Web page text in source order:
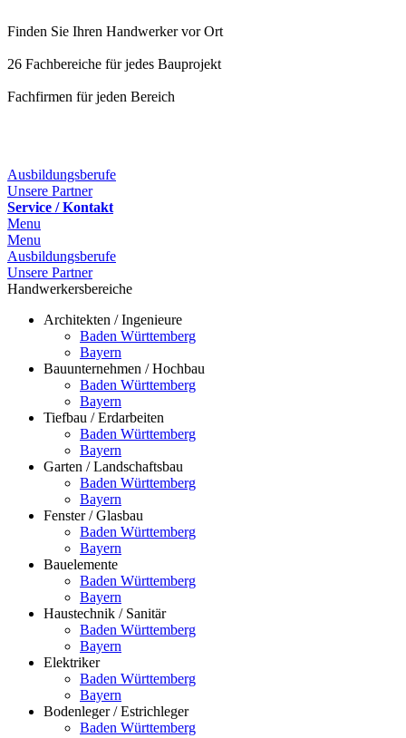
Finden Sie Ihren Handwerker vor Ort
26 Fachbereiche für jedes Bauprojekt
Fachfirmen für jeden Bereich
Ausbildungsberufe
Unsere Partner
Service / Kontakt
Menu
Menu
Ausbildungsberufe
Unsere Partner
Handwerkersbereiche
Architekten / Ingenieure
Baden Württemberg
Bayern
Bauunternehmen / Hochbau
Baden Württemberg
Bayern
Tiefbau / Erdarbeiten
Baden Württemberg
Bayern
Garten / Landschaftsbau
Baden Württemberg
Bayern
Fenster / Glasbau
Baden Württemberg
Bayern
Bauelemente
Baden Württemberg
Bayern
Haustechnik / Sanitär
Baden Württemberg
Bayern
Elektriker
Baden Württemberg
Bayern
Bodenleger / Estrichleger
Baden Württemberg